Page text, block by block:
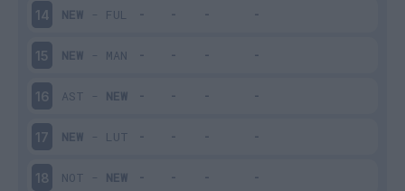
14 NEW - FUL
15 NEW - MAN
16 AST - NEW
17 NEW - LUT
18 NOT - NEW